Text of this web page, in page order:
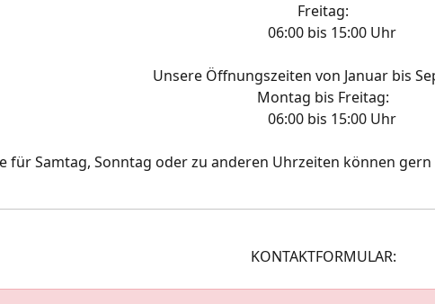
Freitag:
06:00 bis 15:00 Uhr
Unsere Öffnungszeiten von Januar bis
Montag bis Freitag:
06:00 bis 15:00 Uhr
für Samtag, Sonntag oder zu anderen Uhrzeiten können
KONTAKTFORMULAR: